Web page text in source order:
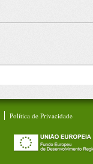
Política de Privacidade